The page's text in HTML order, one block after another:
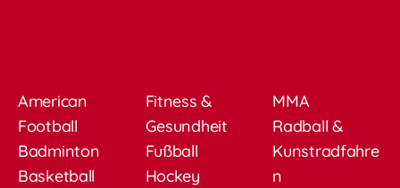
American
Football
Badminton
Basketball
Fitness &
Gesundheit
Fußball
Hockey
MMA
Radball &
Kunstradfahre
n